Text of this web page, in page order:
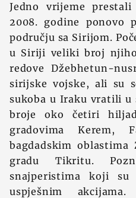
Jedno vrijeme
2008. godine ponovo
području sa Sirijom.
u Siriji veliki broj
redove Džebhetun-
sirijske vojske, ali su
sukoba u Iraku vratili u
broje oko četiri
gradovima Kerem,
bagdadskim
gradu Tikritu.
snajperistima koji
uspješnim